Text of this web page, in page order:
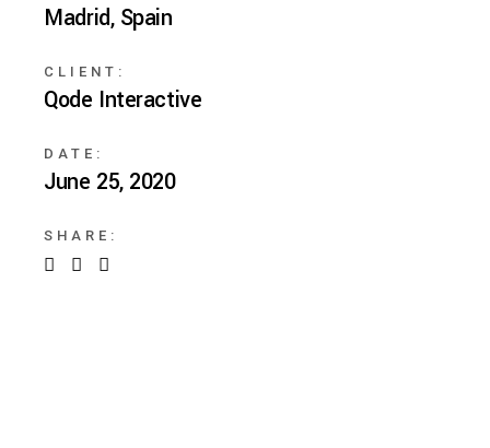
Madrid, Spain
CLIENT:
Qode Interactive
DATE:
June 25, 2020
SHARE: